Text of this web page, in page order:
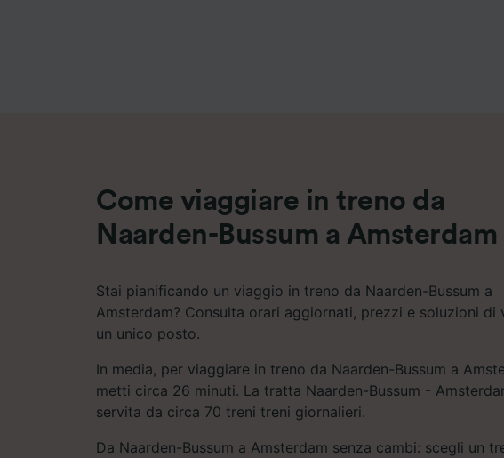
Come viaggiare in treno da
Naarden-Bussum a Amsterdam
Stai pianificando un viaggio in treno da Naarden-Bussum a
Amsterdam? Consulta orari aggiornati, prezzi e soluzioni di
un unico posto.
In media, per viaggiare in treno da Naarden-Bussum a
metti circa 26 minuti. La tratta Naarden-Bussum -
servita da circa 70 treni treni giornalieri.
Da Naarden-Bussum a Amsterdam senza cambi: scegli un